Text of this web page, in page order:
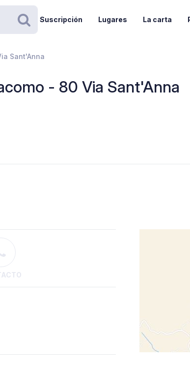
Buscar
Suscripción Lugares La carta
Sant'Anna
- 80 Via Sant'Anna